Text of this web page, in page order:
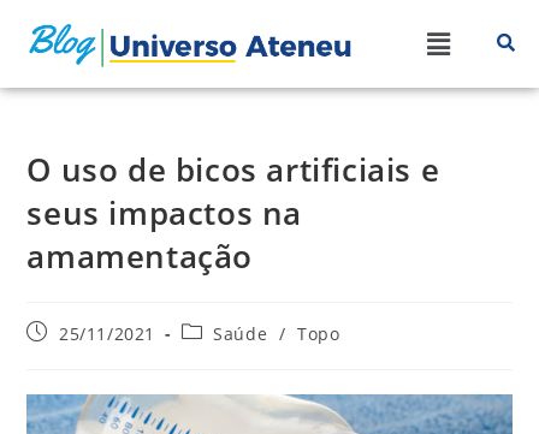
O uso de bicos artificiais e
seus impactos na
amamentação
25/11/2021 Saúde / Topo